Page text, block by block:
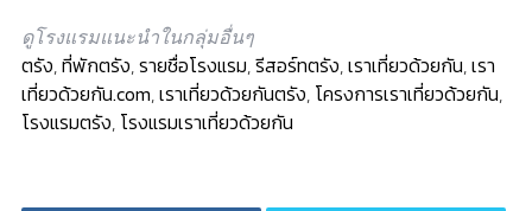
ดูโรงแรมแนะนำในกลุ่มอื่นๆ
ตรัง,ที่พักตรัง,รายชื่อโรงแรม,รีสอร์ทตรัง,เราเที่ยวด้วยกัน,เรา
เที่ยวด้วยกัน.com,เราเที่ยวด้วยกันตรัง, โครงการเราเที่ยวด้วยกัน,
โรงแรมตรัง, โรงแรมเราเที่ยวด้วยกัน